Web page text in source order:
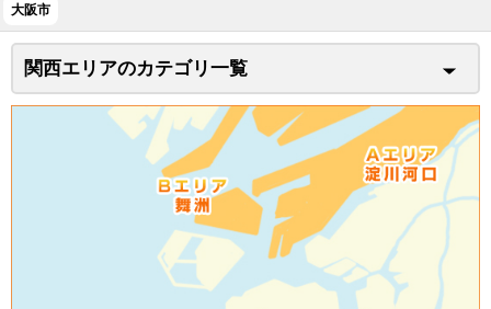
大阪市
関西エリアのカテゴリ一覧